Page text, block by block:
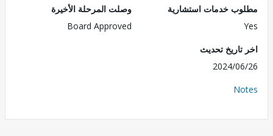
خدمات استشارية
وصلت المرحلة الأخيرة
Board Approved
تحديث
2024/